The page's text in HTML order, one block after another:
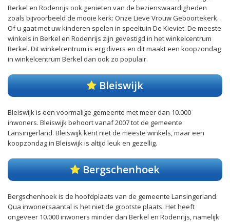
Berkel en Rodenrijs ook genieten van de bezienswaardigheden
zoals bijvoorbeeld de mooie kerk: Onze Lieve Vrouw Geboortekerk.
Of u gaat met uw kinderen spelen in speeltuin De Kieviet. De meeste
winkels in Berkel en Rodenrijs zijn gevestigd in het winkelcentrum
Berkel. Dit winkelcentrum is erg divers en dit maakt een koopzondag
in winkelcentrum Berkel dan ook zo populair.
Bleiswijk
Bleiswijk is een voormalige gemeente met meer dan 10.000
inwoners. Bleiswijk behoort vanaf 2007 tot de gemeente
Lansingerland. Bleiswijk kent niet de meeste winkels, maar een
koopzondag in Bleiswijk is altijd leuk en gezellig.
Bergschenhoek
Bergschenhoek is de hoofdplaats van de gemeente Lansingerland.
Qua inwonersaantal is het niet de grootste plaats. Het heeft
ongeveer 10.000 inwoners minder dan Berkel en Rodenrijs, namelijk